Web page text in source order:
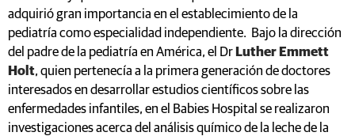
adquirió gran importancia en el establecimiento de la
pediatría como especialidad independiente. Bajo la dirección
del padre de la pediatría en América, el Dr Luther Emmett
Holt, quien pertenecía a la primera generación de doctores
interesados en desarrollar estudios científicos sobre las
enfermedades infantiles, en el Babies Hospital se realizaron
investigaciones acerca del análisis químico de la leche de la